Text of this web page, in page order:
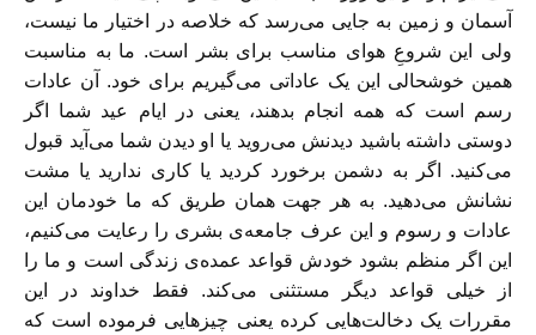
آسمان و زمین به جایی می‌رسد که خلاصه در اختیار ما نیست،
ولی این شروعِ هوای مناسب برای بشر است. ما به مناسبت
همین خوشحالی این یک عاداتی می‌گیریم برای خود. آن عادات
رسم است که همه انجام بدهند، یعنی در ایام عید شما اگر
دوستی داشته باشید دیدنش می‌روید یا او دیدن شما می‌آید قبول
می‌کنید. اگر به دشمن برخورد کردید یا کاری ندارید یا مشت
نشانش می‌دهید. به هر جهت همان طریق که ما خودمان این
عادات و رسوم و این عرف جامعه‌ی بشری را رعایت می‌کنیم،
این اگر منظم بشود خودش قواعد عمده‌ی زندگی است و ما را
از خیلی قواعد دیگر مستثنی می‌کند. فقط خداوند در این
مقررات یک دخالت‌هایی کرده یعنی چیزهایی فرموده است که